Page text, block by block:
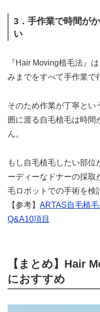
3．手作業で時間が
い
『Hair Moving植毛法』
みまでをすべて手作業で
そのため作業が丁寧とい
囲に渡る自毛植毛は時間
ん。
もし自毛植毛したい部
ーディーなドナーの採取
毛ロボットでの手術を検
【参考】 ARTAS自毛植
Q&A10項目
【まとめ】Hair
におすすめ